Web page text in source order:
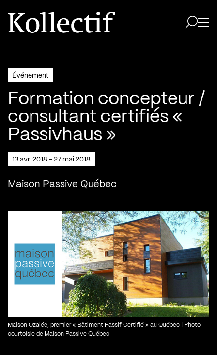
Aller à la page d'accueil
Logo Kollectif
Événement
Formation concepteur /
consultant certifiés «
Passivhaus »
13 avr. 2018 - 27 mai 2018
Maison Passive Québec
Maison Ozalée, premier « Bâtiment Passif Certifié » au Québec | Photo
courtoisie de Maison Passive Québec